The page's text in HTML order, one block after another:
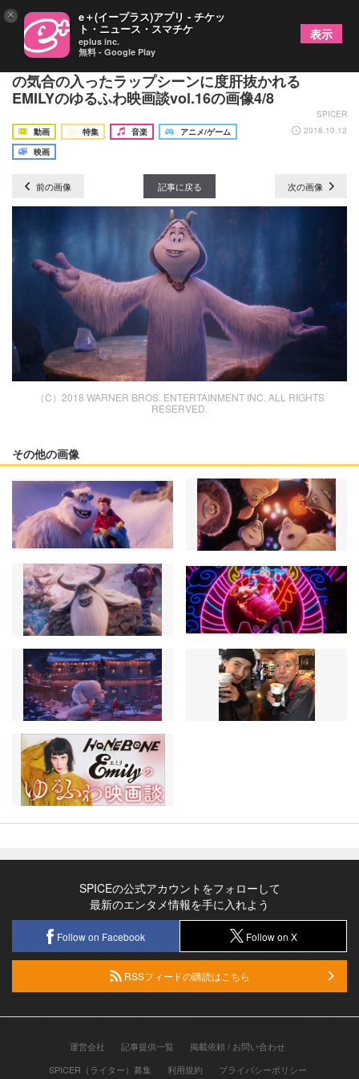
『スモールフット』モジャかわキュンキュン！から
の気合の入ったラップシーンに度肝抜かれる
EMILYのゆるふわ映画談vol.16の画像4/8
SPICER
動画
特集 音楽
アニメ/ゲーム
映画
2018.10.12
前の画像 記事に戻る 次の画像
（C）2018 WARNER BROS. ENTERTAINMENT INC. ALL RIGHTS
RESERVED.
その他の画像
SPICEの公式アカウントをフォローして
最新のエンタメ情報を手に入れよう
Follow on Facebook Follow on X
RSSフィードの購読はこちら
運営会社 記事提供一覧
掲載依頼 / お問い合わせ
SPICER（ライター）募集
利用規約 プライバシーポリシー
× e＋(イープラス)アプリ - チケッ
ト・ニュース・スマチケ
eplus inc.
無料 - Google Play
表示